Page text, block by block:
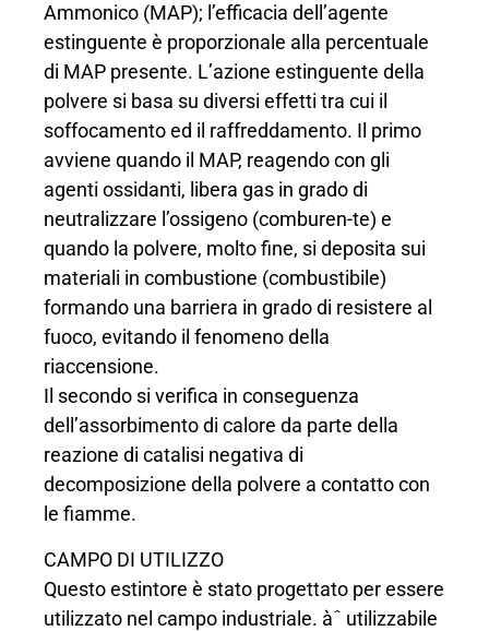
Ammonico (MAP); l’efficacia dell’agente
estinguente è proporzionale alla percentuale
di MAP presente. L’azione estinguente della
polvere si basa su diversi effetti tra cui il
soffocamento ed il raffreddamento. Il primo
avviene quando il MAP, reagendo con gli
agenti ossidanti, libera gas in grado di
neutralizzare l’ossigeno (comburen-te) e
quando la polvere, molto fine, si deposita sui
materiali in combustione (combustibile)
formando una barriera in grado di resistere al
fuoco, evitando il fenomeno della
riaccensione.
Il secondo si verifica in conseguenza
dell’assorbimento di calore da parte della
reazione di catalisi negativa di
decomposizione della polvere a contatto con
le fiamme.
CAMPO DI UTILIZZO
Questo estintore è stato progettato per essere
utilizzato nel campo industriale. àˆ utilizzabile